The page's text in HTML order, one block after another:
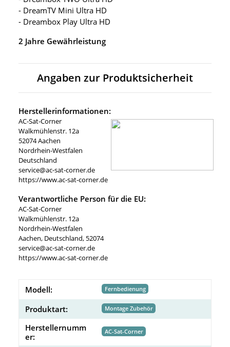
- DreamTV Mini Ultra HD
- Dreambox Play Ultra HD
2 Jahre Gewährleistung
Angaben zur Produktsicherheit
Herstellerinformationen:
AC-Sat-Corner
Walkmühlenstr. 12a
52074 Aachen
Nordrhein-Westfalen
Deutschland
service@ac-sat-corner.de
https://www.ac-sat-corner.de
Verantwortliche Person für die EU:
AC-Sat-Corner
Walkmühlenstr. 12a
Nordrhein-Westfalen
Aachen, Deutschland, 52074
service@ac-sat-corner.de
https://www.ac-sat-corner.de
Modell: Fernbedienung
Produktart: Montage Zubehör
Herstellernumm
er:
AC-Sat-Corner